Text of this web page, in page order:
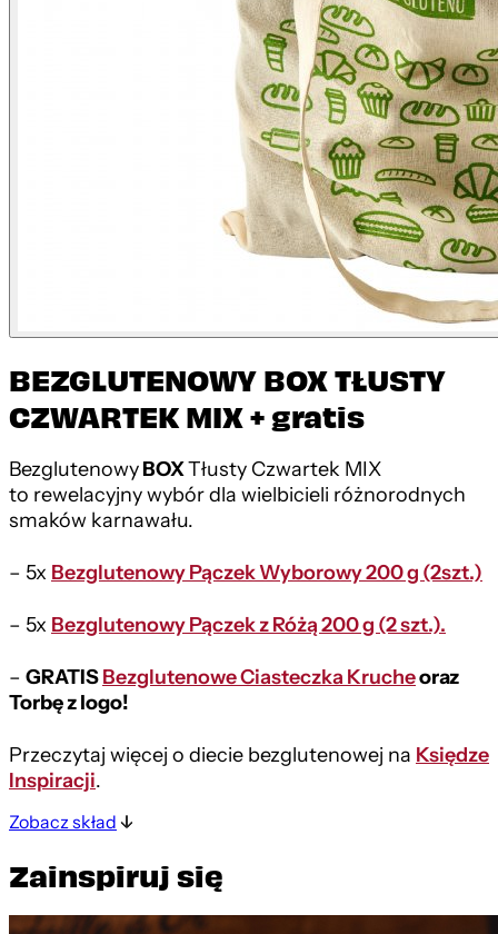
BEZGLUTENOWY BOX TŁUSTY
CZWARTEK MIX + gratis
BezglutenowyBOXTłusty Czwartek MIX
to rewelacyjny wybór dla wielbicieli różnorodnych
smaków karnawału.
– 5x Bezglutenowy Pączek Wyborowy 200 g (2szt.)
– 5x Bezglutenowy Pączek z Różą 200 g (2 szt.).
– GRATISBezglutenowe Ciasteczka Krucheoraz
Torbę z logo!
Przeczytaj więcej o diecie bezglutenowej na Księdze
Inspiracji.
Zobacz skład
Zainspiruj się